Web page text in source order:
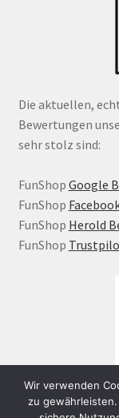
Die aktuellen,
Bewertungen
sehr stolz sind:
FunShop Google
FunShop
FunShop Herold
FunShop
Wir verwenden
zu